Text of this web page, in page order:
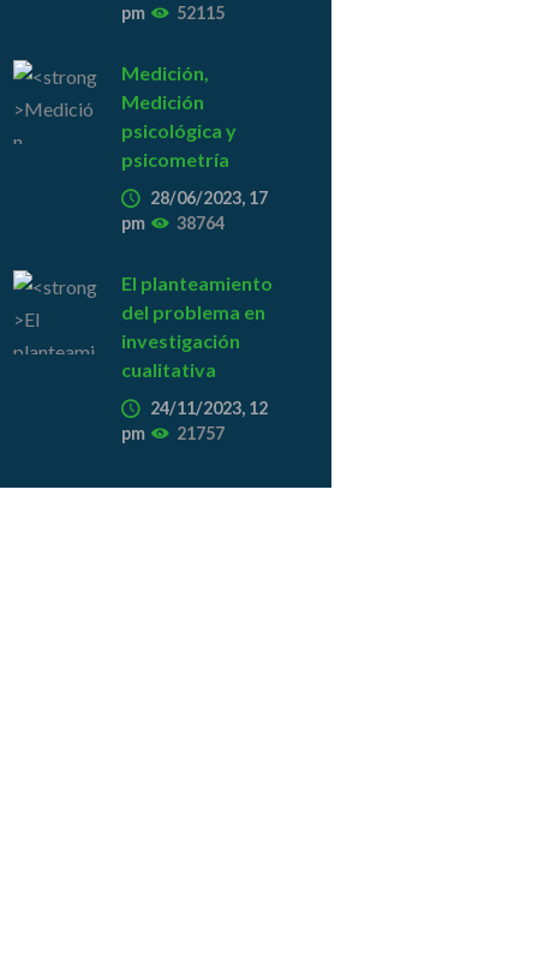
pm
52115
Medición,
Medición
psicológica y
psicometría
28/06/2023, 17
pm
38764
El planteamiento
del problema en
investigación
cualitativa
24/11/2023, 12
pm
21757